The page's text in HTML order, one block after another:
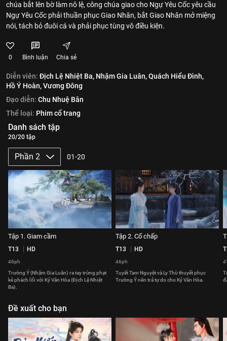
chúa bắt lên bờ làm nô lệ, công chúa giao cho Ngự Yêu Cốc yêu cầu
Ngự Yêu Cốc phải thuần phục Giao Nhân, bắt Giao Nhân mở miệng
nói, tách bỏ đuôi cá và phải phục tùng vô điều kiện.
0 Bình luận Chia sẻ
Diễn viên: Địch Lệ Nhiệt Ba, Nhậm Gia Luân,Quách Hiểu Đình,
Hồ Ý Hoàn,Vương Đông
Đạo diễn: Chu Nhuệ Bân
Thể loại: Phim cổ trang
Danh sách tập
20/20 tập
Phần 2 01-20
Tập 1. Giam cầm
T13 HD
46ph
Trường Ý (Nhậm Gia Luân) ra tay trừng phạt
kẻ phách lối với Kỷ Vân Hòa (Địch Lệ Nhiệt
Ba).
Tập 2. Cố chấp
T13 HD
46ph
Tuyết Tam Nguyệt và Ly Thù thuyết phục
Trường Ý nên trả tự do cho Kỷ Vân Hòa.
Đề xuất cho bạn